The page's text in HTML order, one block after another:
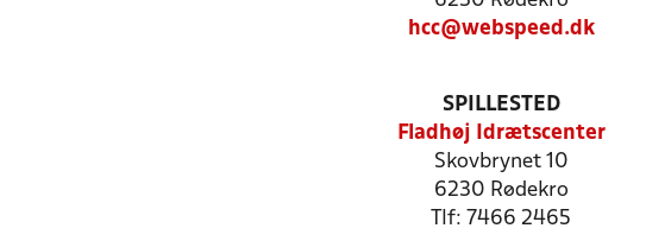
hcc@webspeed.dk
SPILLESTED
Fladhøj Idrætscenter
Skovbrynet 10
6230 Rødekro
Tlf: 7466 2465